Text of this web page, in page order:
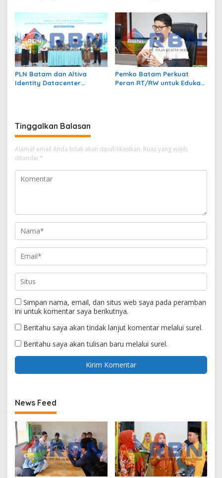
Kolaborasi TPID
Penggerak Pemerataan
Pembangunan
PLN Batam dan Altiva
Identity Datacenter
Pemko Batam Perkuat
Peran RT/RW untuk Edukasi
Tinggalkan Balasan
Alamat email Anda tidak akan dipublikasikan. Ruas yang wajib
ditandai *
Simpan nama, email, dan situs web saya pada peramban
ini untuk komentar saya berikutnya.
Beritahu saya akan tindak lanjut komentar melalui surel.
Beritahu saya akan tulisan baru melalui surel.
News Feed